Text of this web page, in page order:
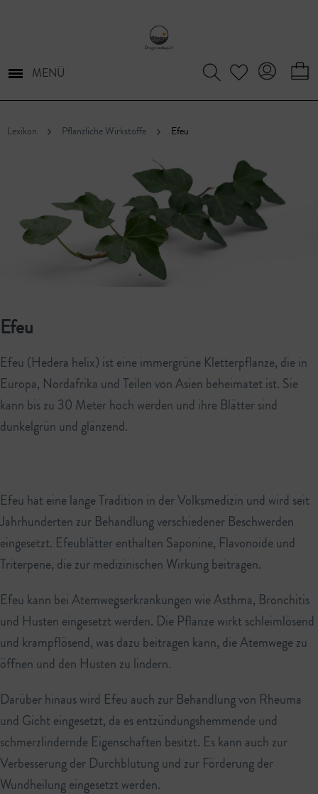
MENÜ
Lexikon Pflanzliche Wirkstoffe Efeu
Efeu
Efeu (Hedera helix) ist eine immergrüne Kletterpflanze, die in
Europa, Nordafrika und Teilen von Asien beheimatet ist. Sie
kann bis zu 30 Meter hoch werden und ihre Blätter sind
dunkelgrün und glänzend.
Efeu hat eine lange Tradition in der Volksmedizin und wird seit
Jahrhunderten zur Behandlung verschiedener Beschwerden
eingesetzt. Efeublätter enthalten Saponine, Flavonoide und
Triterpene, die zur medizinischen Wirkung beitragen.
Efeu kann bei Atemwegserkrankungen wie Asthma, Bronchitis
und Husten eingesetzt werden. Die Pflanze wirkt schleimlösend
und krampflösend, was dazu beitragen kann, die Atemwege zu
öffnen und den Husten zu lindern.
Darüber hinaus wird Efeu auch zur Behandlung von Rheuma
und Gicht eingesetzt, da es entzündungshemmende und
schmerzlindernde Eigenschaften besitzt. Es kann auch zur
Verbesserung der Durchblutung und zur Förderung der
Wundheilung eingesetzt werden.